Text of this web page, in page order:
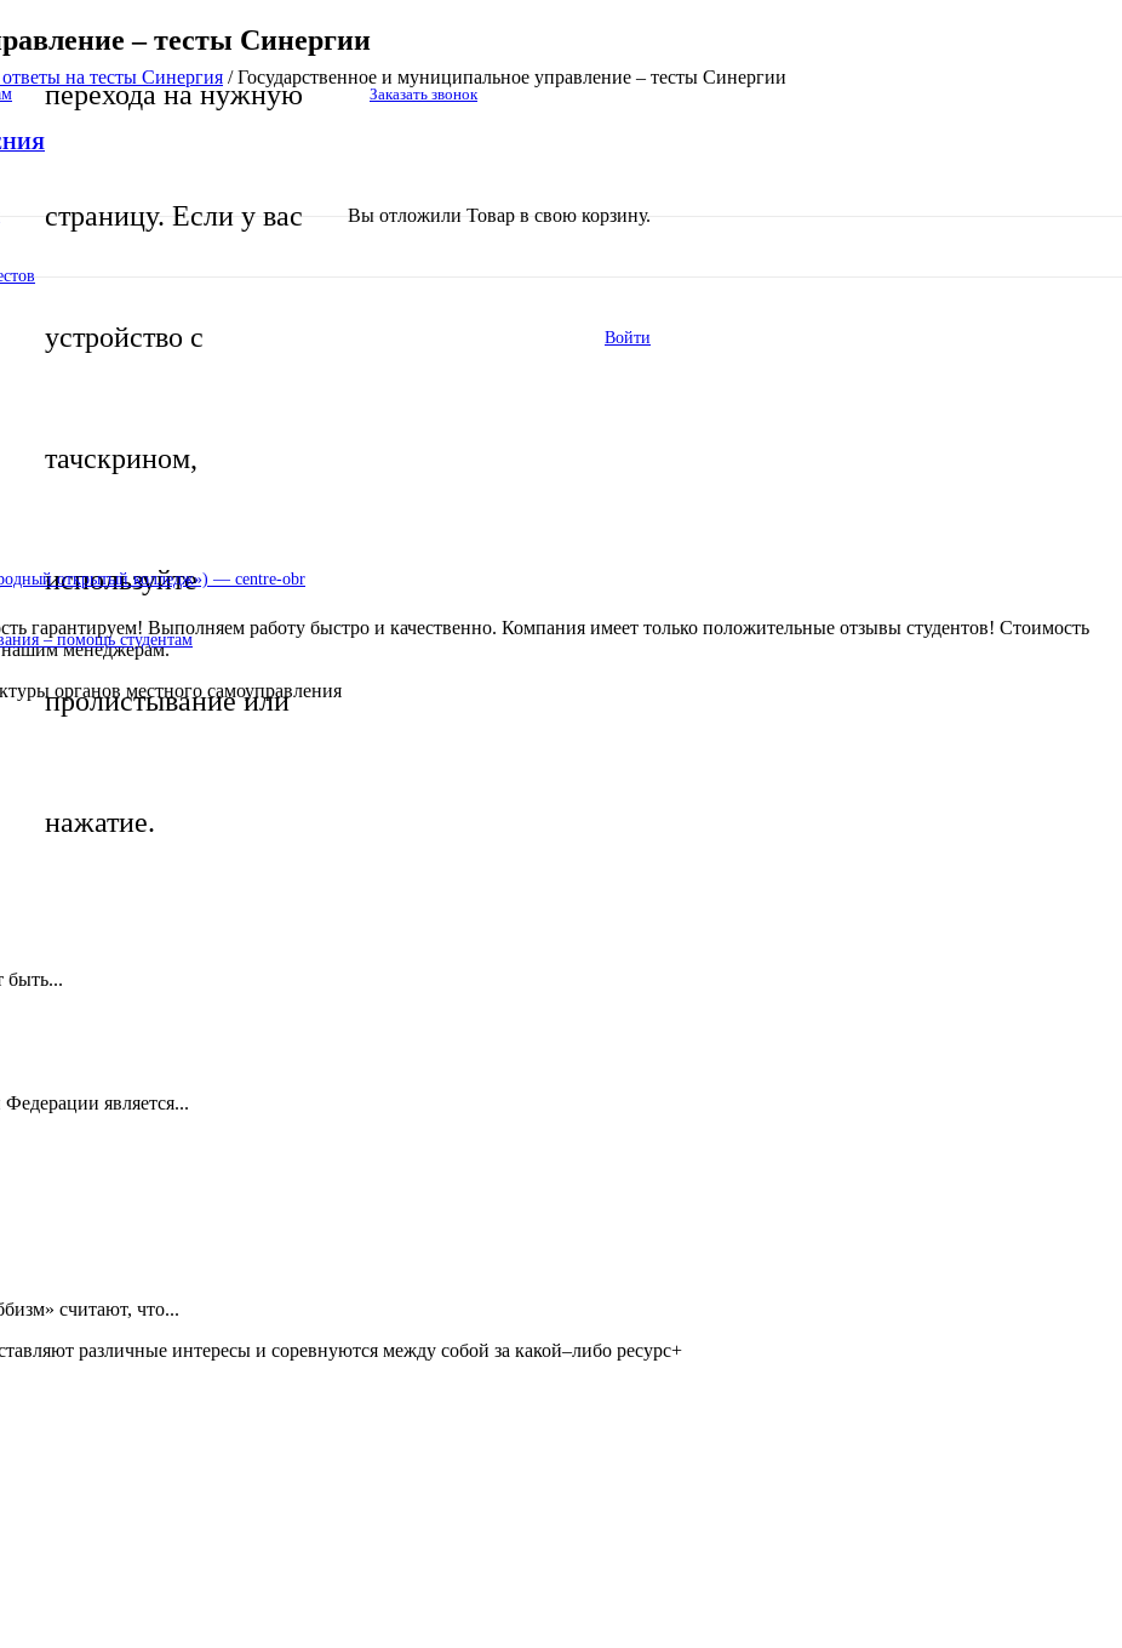
перехода на нужную
страницу. Если у вас
устройство с
тачскрином,
используйте
пролистывание или
нажатие.
Заказать звонок
Вы отложили Товар в свою корзину.
Войти
открытый колледж») — centre-obr
– помощь студентам
– тесты Синергии
на тесты Синергия /Государственное и муниципальное управление – тесты Синергии
гарантируем! Выполняем работу быстро и качественно. Компания имеет только положительные отзывы студентов! Стоимость
нашим менеджерам.
органов местного самоуправления
быть...
является...
считают, что...
различные интересы и соревнуются между собой за какой–либо ресурс+